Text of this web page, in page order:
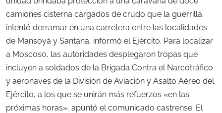
camiones cisterna cargados de crudo que la guerrilla
intentó derramar en una carretera entre las localidades
de Mansoyá y Santana, informó el Ejército. Para localizar
a Moscoso, las autoridades desplegaron tropas que
incluyen a soldados de la Brigada Contra el Narcotráfico
y aeronaves de la División de Aviación y Asalto Aéreo del
Ejército, a los que se unirán más refuerzos «en las
próximas horas», apuntó el comunicado castrense. El